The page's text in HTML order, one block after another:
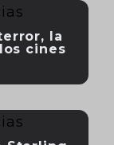
la
cines